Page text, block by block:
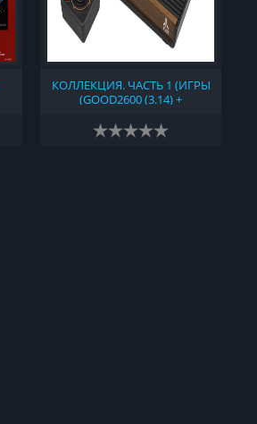
КОЛЛЕКЦИЯ. ЧАСТЬ 1 (ИГРЫ
(GOOD2600 (3.14) +
NO-INTRO (2023-08-05) +
TOSEC (V2023-06-19) + 2600